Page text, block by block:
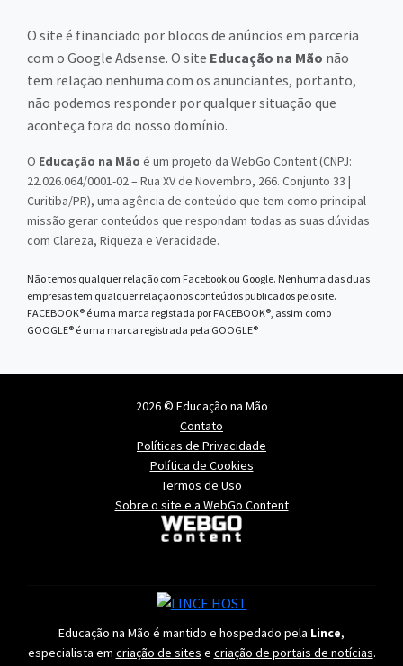
O site é financiado por blocos de anúncios em parceria
com o Google Adsense. O site Educação na Mão não
tem relação nenhuma com os anunciantes, portanto,
não podemos responder por qualquer situação que
aconteça fora do nosso domínio.
O Educação na Mão é um projeto da WebGo Content (CNPJ:
22.026.064/0001-02 – Rua XV de Novembro, 266. Conjunto 33 |
Curitiba/PR), uma agência de conteúdo que tem como principal
missão gerar conteúdos que respondam todas as suas dúvidas
com Clareza, Riqueza e Veracidade.
Não temos qualquer relação com Facebook ou Google. Nenhuma das duas
empresas tem qualquer relação nos conteúdos publicados pelo site.
FACEBOOK® é uma marca registada por FACEBOOK®, assim como
GOOGLE® é uma marca registrada pela GOOGLE®
2026 © Educação na Mão
Contato
Políticas de Privacidade
Política de Cookies
Termos de Uso
Sobre o site e a WebGo Content
Educação na Mão é mantido e hospedado pela Lince,
especialista em criação de sites e criação de portais de notícias.